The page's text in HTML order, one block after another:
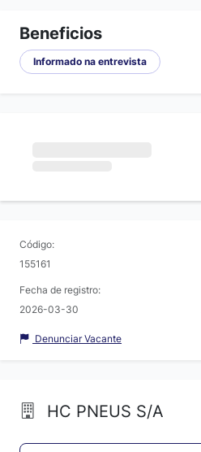
Beneficios
Informado na entrevista
Código:
155161
Fecha de registro:
2026-03-30
Denunciar Vacante
HC PNEUS S/A